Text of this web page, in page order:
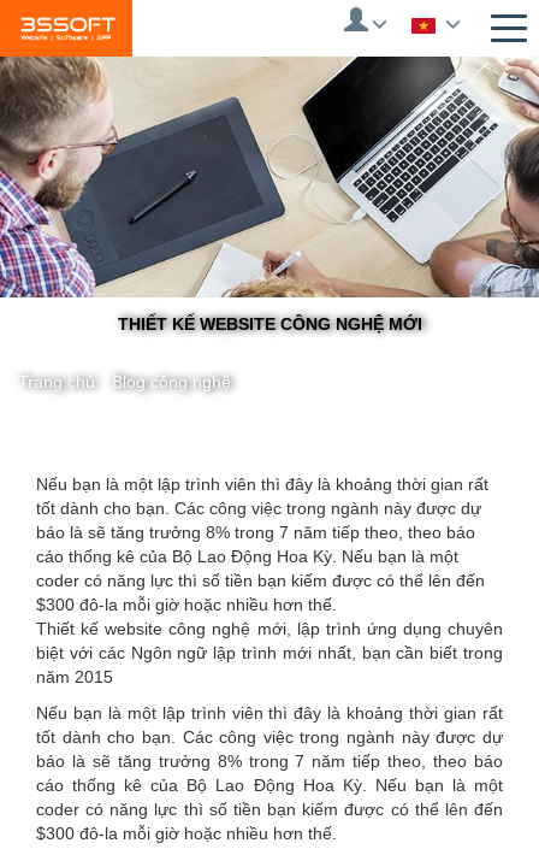
main
content
THIẾT KẾ WEBSITE CÔNG NGHỆ MỚI
Trang chủ Blog công nghệ
You
are
here
Nếu bạn là một lập trình viên thì đây là khoảng thời gian rất
tốt dành cho bạn. Các công việc trong ngành này được dự
báo là sẽ tăng trưởng 8% trong 7 năm tiếp theo, theo báo
cáo thống kê của Bộ Lao Động Hoa Kỳ. Nếu bạn là một
coder có năng lực thì số tiền bạn kiếm được có thể lên đến
$300 đô-la mỗi giờ hoặc nhiều hơn thế.
Thiết kế website công nghệ mới, lập trình ứng dụng chuyên
biệt với các Ngôn ngữ lập trình mới nhất, bạn cần biết trong
năm 2015
Nếu bạn là một lập trình viên thì đây là khoảng thời gian rất
tốt dành cho bạn. Các công việc trong ngành này được dự
báo là sẽ tăng trưởng 8% trong 7 năm tiếp theo, theo báo
cáo thống kê của Bộ Lao Động Hoa Kỳ. Nếu bạn là một
coder có năng lực thì số tiền bạn kiếm được có thể lên đến
$300 đô-la mỗi giờ hoặc nhiều hơn thế.